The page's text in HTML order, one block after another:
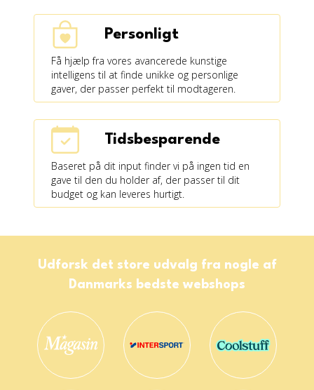
Personligt
Få hjælp fra vores avancerede kunstige
intelligens til at finde unikke og personlige
gaver, der passer perfekt til modtageren.
Tidsbesparende
Baseret på dit input finder vi på ingen tid en
gave til den du holder af, der passer til dit
budget og kan leveres hurtigt.
Udforsk det store udvalg fra nogle af
Danmarks bedste webshops